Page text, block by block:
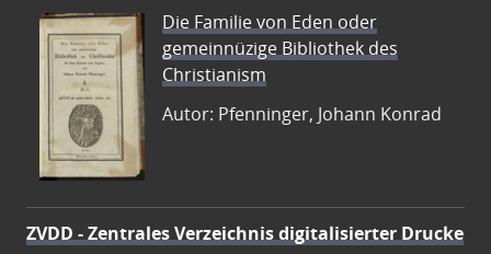
Die Familie von Eden oder
gemeinnüzige Bibliothek des
Christianism
Autor: Pfenninger, Johann Konrad
ZVDD - Zentrales Verzeichnis digitalisierter Drucke